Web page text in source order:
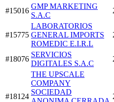
#15016
GMP MARKETING
S.A.C
#15775
LABORATORIOS
GENERAL IMPORTS
ROMEDIC E.I.R.L
#18076
SERVICIOS
DIGITALES S.A.C
#18124
THE UPSCALE
COMPANY
SOCIEDAD